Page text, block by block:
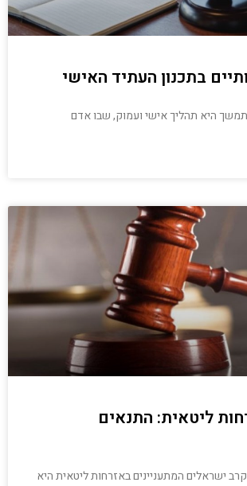
בתכנון העתיד האישי
היא תהליך אישי ועמוק, שבו אדם
ליטאית: התנאים
ישראלים המתעניינים באזרחות ליטאית היא